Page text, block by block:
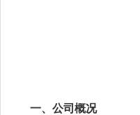
一、 公司概况